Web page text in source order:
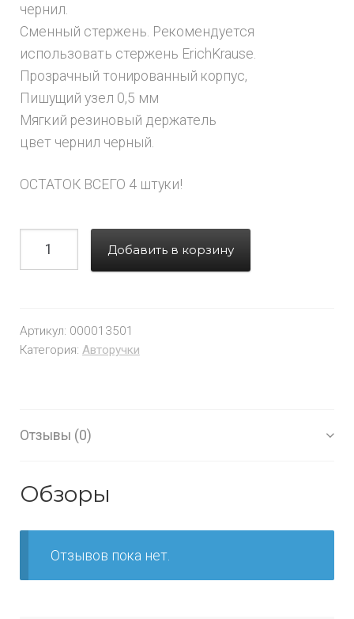
чернил.
Сменный стержень. Рекомендуется
использовать стержень ErichKrause.
Прозрачный тонированный корпус,
Пишущий узел 0,5 мм
Мягкий резиновый держатель
цвет чернил черный.
ОСТАТОК ВСЕГО 4 штуки!
Добавить в корзину
Артикул: 000013501
Категория: Авторучки
Отзывы (0)
Обзоры
Отзывов пока нет.